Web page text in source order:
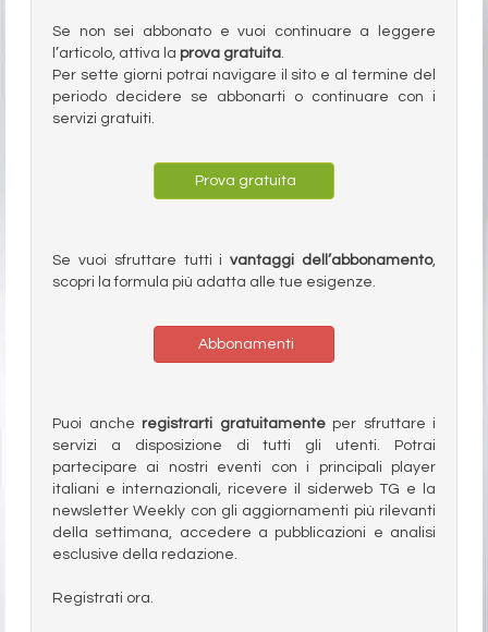
Se non sei abbonato e vuoi continuare a leggere
l’articolo, attiva la prova gratuita.
Per sette giorni potrai navigare il sito e al termine del
periodo decidere se abbonarti o continuare con i
servizi gratuiti.
Prova gratuita
Se vuoi sfruttare tutti ivantaggi dell’abbonamento,
scopri la formula più adatta alle tue esigenze.
Abbonamenti
Puoi anche registrarti gratuitamenteper sfruttare i
servizi a disposizione di tutti gli utenti. Potrai
partecipare ai nostri eventi con i principali player
italiani e internazionali, ricevere il siderweb TG e la
newsletter Weekly con gli aggiornamenti più rilevanti
della settimana, accedere a pubblicazioni e analisi
esclusive della redazione.
Registrati ora.